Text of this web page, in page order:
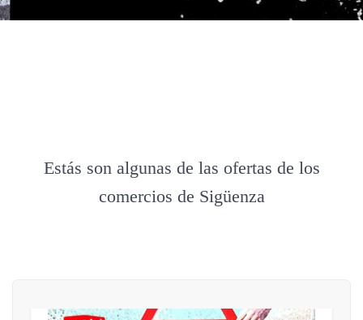
Estás son algunas de las ofertas de los
comercios de Sigüenza